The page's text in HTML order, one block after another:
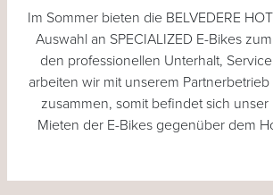
Im Sommer bieten die BELVEDERE
Auswahl an SPECIALIZED E-Bikes
den professionellen Unterhalt,
arbeiten wir mit unserem Partnerbetrieb
zusammen, somit befindet sich
Mieten der E-Bikes gegenüber dem